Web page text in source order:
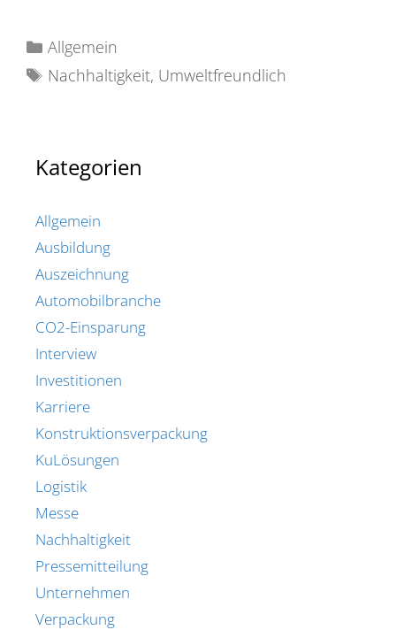
Allgemein
Nachhaltigkeit, Umweltfreundlich
Kategorien
Allgemein
Ausbildung
Auszeichnung
Automobilbranche
CO2-Einsparung
Interview
Investitionen
Karriere
Konstruktionsverpackung
KuLösungen
Logistik
Messe
Nachhaltigkeit
Pressemitteilung
Unternehmen
Verpackung